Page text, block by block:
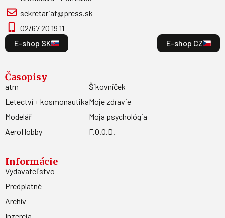
sekretariat@press.sk
02/67 20 19 11
E-shop SK
E-shop CZ
Časopisy
atm
Letectví + kosmonautika
Modelář
AeroHobby
Šikovníček
Moje zdravie
Moja psychológia
F.O.O.D.
Informácie
Vydavateľstvo
Predplatné
Archív
Inzercia